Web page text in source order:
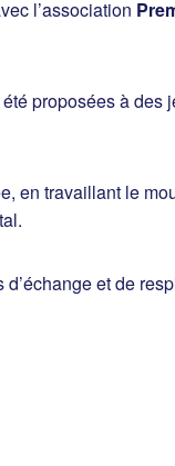
l’association
proposées à des
en travaillant le
et de